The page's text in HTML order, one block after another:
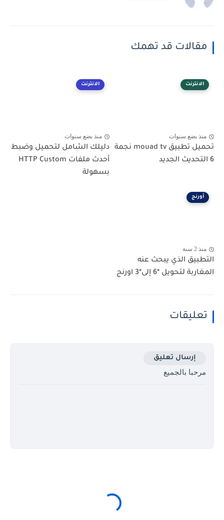
مقالات قد تهمك
الانترنت
منذ بضع سنوات
تحميل تطبيق mouad tv نجمة
6 التحديث الجديد
الانترنت
منذ بضع سنوات
دليلك الشامل لتحميل وضبط
أحدث ملفات HTTP Custom
بسهولة
أورنج
منذ 2 سنة
التطبيق الذي يبحث عنه
المغاربة لتحويل *6 إلى*3 اورنج
تعليقات
إرسال تعليق
مرحبا بالجميع